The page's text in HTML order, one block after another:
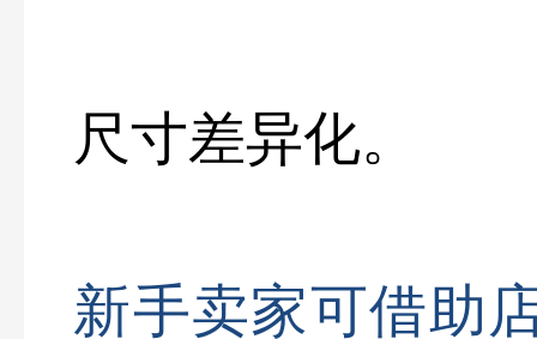
尺寸差异化。
新手卖家可借助